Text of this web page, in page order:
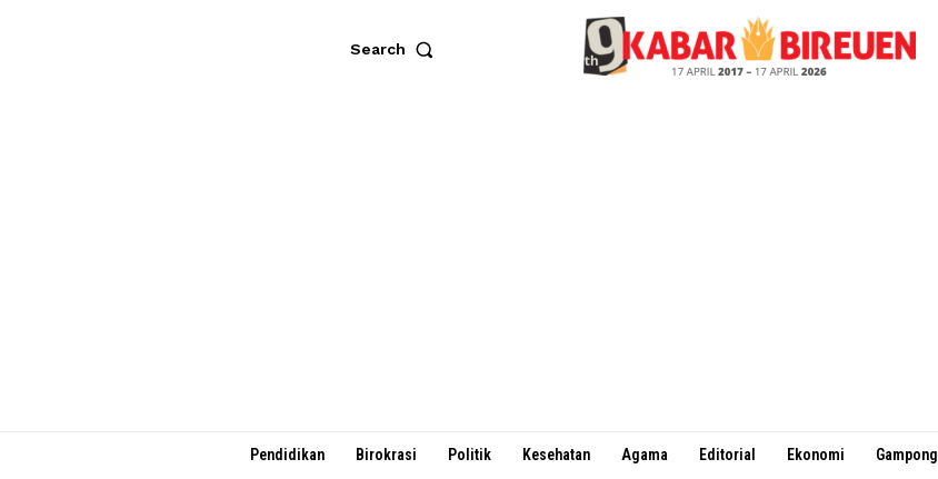
Search
Pendidikan Birokrasi Politik Kesehatan Agama Editorial Ekonomi Gampong